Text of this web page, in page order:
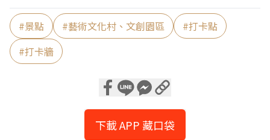
#景點 #藝術文化村、文創園區 #打卡點
#打卡牆
下載 APP 藏口袋